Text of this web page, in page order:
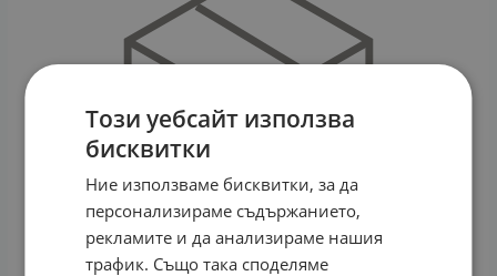
Този уебсайт използва
бисквитки
Ние използваме бисквитки, за да
персонализираме съдържанието,
рекламите и да анализираме нашия
трафик. Също така споделяме